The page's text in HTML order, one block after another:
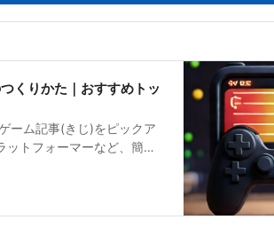
くりかた｜おすすめトッ
ーム記事(きじ)をピックア
トフォーマーなど、簡単